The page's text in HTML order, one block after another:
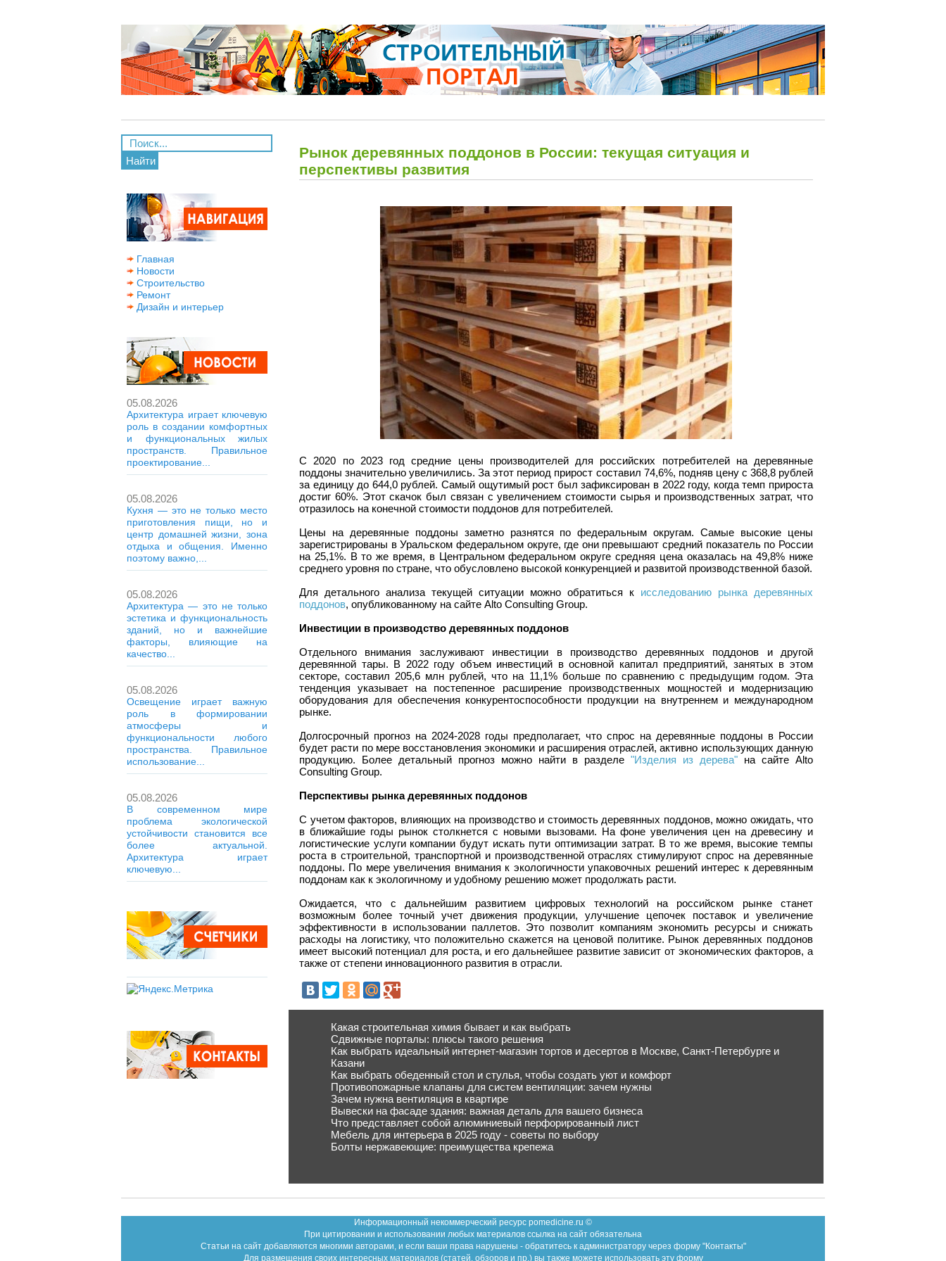
Найти
Главная
Новости
Строительство
Ремонт
Дизайн и интерьер
05.08.2026
Архитектура играет ключевую
роль в создании комфортных
и функциональных жилых
пространств. Правильное
проектирование...
05.08.2026
Кухня — это не только место
приготовления пищи, но и
центр домашней жизни, зона
отдыха и общения. Именно
поэтому важно,...
05.08.2026
Архитектура — это не только
эстетика и функциональность
зданий, но и важнейшие
факторы, влияющие на
качество...
05.08.2026
Освещение играет важную
роль в формировании
атмосферы и
функциональности любого
пространства. Правильное
использование...
05.08.2026
В современном мире
проблема экологической
устойчивости становится все
более актуальной.
Архитектура играет
ключевую...
Рынок деревянных поддонов в России: текущая ситуация и
перспективы развития
С 2020 по 2023 год средние цены производителей для российских потребителей на деревянные
поддоны значительно увеличились. За этот период прирост составил 74,6%, подняв цену с 368,8 рублей
за единицу до 644,0 рублей. Самый ощутимый рост был зафиксирован в 2022 году, когда темп прироста
достиг 60%. Этот скачок был связан с увеличением стоимости сырья и производственных затрат, что
отразилось на конечной стоимости поддонов для потребителей.
Цены на деревянные поддоны заметно разнятся по федеральным округам. Самые высокие цены
зарегистрированы в Уральском федеральном округе, где они превышают средний показатель по России
на 25,1%. В то же время, в Центральном федеральном округе средняя цена оказалась на 49,8% ниже
среднего уровня по стране, что обусловлено высокой конкуренцией и развитой производственной базой.
Для детального анализа текущей ситуации можно обратиться к исследованию рынка деревянных
поддонов, опубликованному на сайте Alto Consulting Group.
Инвестиции в производство деревянных поддонов
Отдельного внимания заслуживают инвестиции в производство деревянных поддонов и другой
деревянной тары. В 2022 году объем инвестиций в основной капитал предприятий, занятых в этом
секторе, составил 205,6 млн рублей, что на 11,1% больше по сравнению с предыдущим годом. Эта
тенденция указывает на постепенное расширение производственных мощностей и модернизацию
оборудования для обеспечения конкурентоспособности продукции на внутреннем и международном
рынке.
Долгосрочный прогноз на 2024-2028 годы предполагает, что спрос на деревянные поддоны в России
будет расти по мере восстановления экономики и расширения отраслей, активно использующих данную
продукцию. Более детальный прогноз можно найти в разделе "Изделия из дерева" на сайте Alto
Consulting Group.
Перспективы рынка деревянных поддонов
С учетом факторов, влияющих на производство и стоимость деревянных поддонов, можно ожидать, что
в ближайшие годы рынок столкнется с новыми вызовами. На фоне увеличения цен на древесину и
логистические услуги компании будут искать пути оптимизации затрат. В то же время, высокие темпы
роста в строительной, транспортной и производственной отраслях стимулируют спрос на деревянные
поддоны. По мере увеличения внимания к экологичности упаковочных решений интерес к деревянным
поддонам как к экологичному и удобному решению может продолжать расти.
Ожидается, что с дальнейшим развитием цифровых технологий на российском рынке станет
возможным более точный учет движения продукции, улучшение цепочек поставок и увеличение
эффективности в использовании паллетов. Это позволит компаниям экономить ресурсы и снижать
расходы на логистику, что положительно скажется на ценовой политике. Рынок деревянных поддонов
имеет высокий потенциал для роста, и его дальнейшее развитие зависит от экономических факторов, а
также от степени инновационного развития в отрасли.
Какая строительная химия бывает и как выбрать
Сдвижные порталы: плюсы такого решения
Как выбрать идеальный интернет-магазин тортов и десертов в Москве, Санкт-Петербурге и
Казани
Как выбрать обеденный стол и стулья, чтобы создать уют и комфорт
Противопожарные клапаны для систем вентиляции: зачем нужны
Зачем нужна вентиляция в квартире
Вывески на фасаде здания: важная деталь для вашего бизнеса
Что представляет собой алюминиевый перфорированный лист
Мебель для интерьера в 2025 году - советы по выбору
Болты нержавеющие: преимущества крепежа
Информационный некоммерческий ресурс pomedicine.ru ©
При цитировании и использовании любых материалов ссылка на сайт обязательна
Статьи на сайт добавляются многими авторами, и если ваши права нарушены - обратитесь к администратору через форму "Контакты"
Для размещения своих интересных материалов (статей, обзоров и пр.) вы также можете использовать эту форму